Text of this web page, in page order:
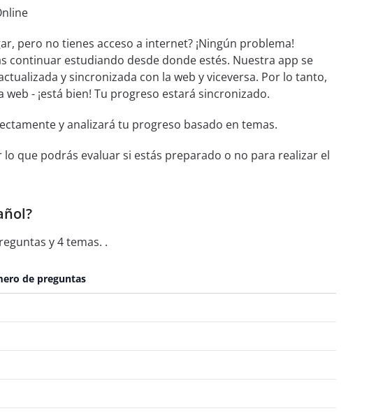
pero no tienes acceso a internet? ¡Ningún problema!
continuar estudiando desde donde estés. Nuestra app se
y sincronizada con la web y viceversa. Por lo tanto,
- ¡está bien! Tu progreso estará sincronizado.
y analizará tu progreso basado en temas.
que podrás evaluar si estás preparado o no para realizar el
y 4 temas. .
de preguntas